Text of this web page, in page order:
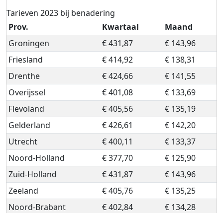
Tarieven 2023 bij benadering
Prov.
Kwartaal
Maand
Groningen
€ 431,87
€ 143,96
Friesland
€ 414,92
€ 138,31
Drenthe
€ 424,66
€ 141,55
Overijssel
€ 401,08
€ 133,69
Flevoland
€ 405,56
€ 135,19
Gelderland
€ 426,61
€ 142,20
Utrecht
€ 400,11
€ 133,37
Noord-Holland
€ 377,70
€ 125,90
Zuid-Holland
€ 431,87
€ 143,96
Zeeland
€ 405,76
€ 135,25
Noord-Brabant
€ 402,84
€ 134,28